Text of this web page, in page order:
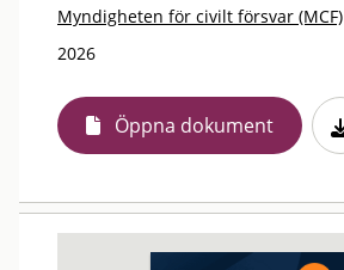
Myndigheten för civilt försvar (MCF)
2026
Öppna dokument